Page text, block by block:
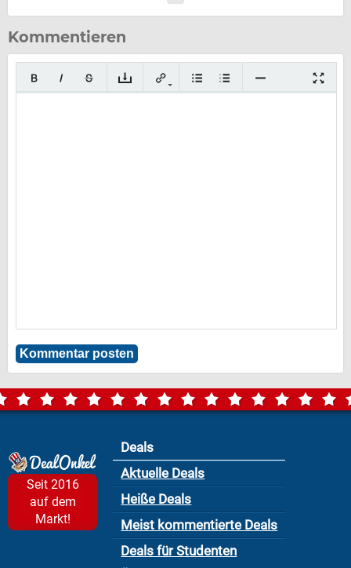
Kommentieren
Seit 2016
auf dem
Markt!
Deals
Aktuelle Deals
Heiße Deals
Meist kommentierte Deals
Deals für Studenten